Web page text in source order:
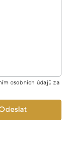
osobních údajů za